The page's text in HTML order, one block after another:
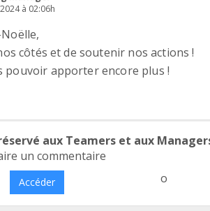
à 02:06h
côtés et de soutenir nos actions !
pouvoir apporter encore plus !
aux Teamers et aux
un commentaire
Accéder o